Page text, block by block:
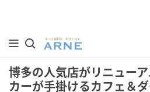
博多の人気店がリニュー
カーが手掛けるカフェ＆ダ